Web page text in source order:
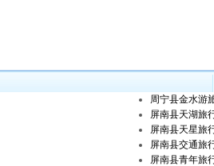
周宁县金水游
屏南县天湖旅
屏南县天星旅
屏南县交通旅
屏南县青年旅